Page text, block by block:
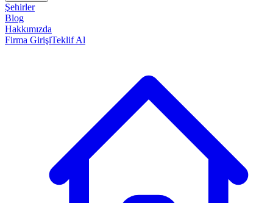
Şehirler
Blog
Hakkımızda
Firma GirişiTeklif Al